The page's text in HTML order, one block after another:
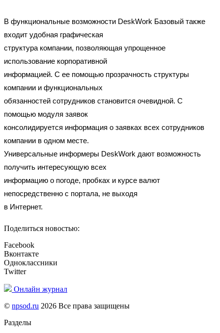
В функциональные возможности DeskWork Базовый также
входит удобная графическая
структура компании, позволяющая упрощенное
использование корпоративной
информацией. С ее помощью прозрачность структуры
компании и функциональных
обязанностей сотрудников становится очевидной. С
помощью модуля заявок
консолидируется информация о заявках всех сотрудников
компании в одном месте.
Универсальные информеры DeskWork дают возможность
получить интересующую всех
информацию о погоде, пробках и курсе валют
непосредственно с портала, не выходя
в Интернет.
Поделиться новостью:
Facebook
Вконтакте
Одноклассники
Twitter
Онлайн журнал
© npsod.ru 2026 Все права защищены
Разделы